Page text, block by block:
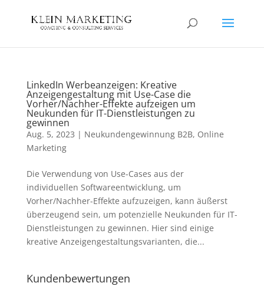
LinkedIn Werbeanzeigen: Kreative
Anzeigengestaltung mit Use-Case die
Vorher/Nachher-Effekte aufzeigen um
Neukunden für IT-Dienstleistungen zu
gewinnen
Aug. 5, 2023 | Neukundengewinnung B2B, Online
Marketing
Die Verwendung von Use-Cases aus der
individuellen Softwareentwicklung, um
Vorher/Nachher-Effekte aufzuzeigen, kann äußerst
überzeugend sein, um potenzielle Neukunden für IT-
Dienstleistungen zu gewinnen. Hier sind einige
kreative Anzeigengestaltungsvarianten, die...
Kundenbewertungen